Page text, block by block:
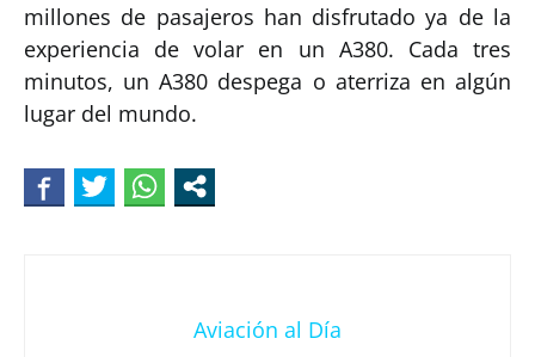
millones de pasajeros han disfrutado ya de la
experiencia de volar en un A380. Cada tres
minutos, un A380 despega o aterriza en algún
lugar del mundo.
Aviación al Día